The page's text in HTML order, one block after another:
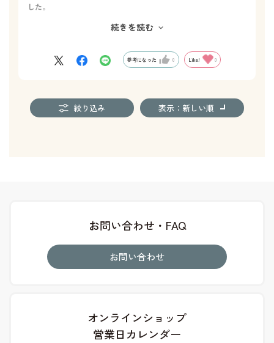
した。
ーシックでお洒落感がありました。
続きを読む
参考になった 0 Like! 0
絞り込み 表示：新しい順
お問い合わせ・FAQ
お問い合わせ
オンラインショップ
営業日カレンダー